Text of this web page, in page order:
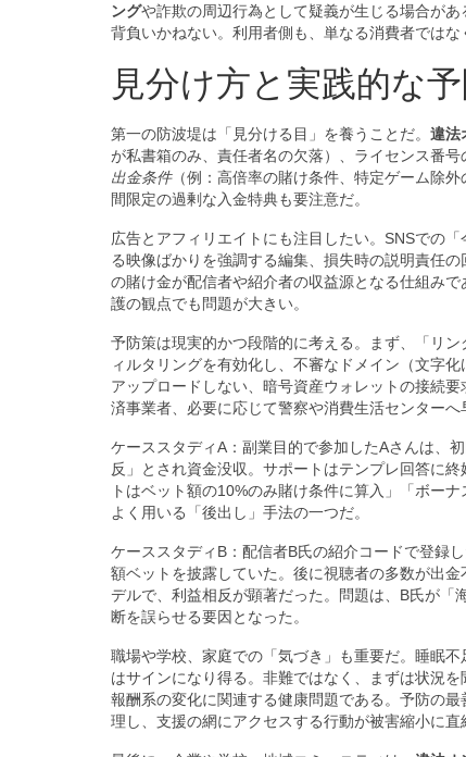
ングや詐欺の周辺行為として疑義が生じる場合が
背負いかねない。利用者側も、単なる消費者では
見分け方と実践的な
第一の防波堤は「見分ける目」を養うことだ。 違法
が私書箱のみ、責任者名の欠落）、ライセンス番
出金条件（例：高倍率の賭け条件、特定ゲーム除
間限定の過剰な入金特典も要注意だ。
広告とアフィリエイトにも注目したい。SNSでの
る映像ばかりを強調する編集、損失時の説明責任
の賭け金が配信者や紹介者の収益源となる仕組みで
護の観点でも問題が大きい。
予防策は現実的かつ段階的に考える。まず、「リ
ィルタリングを有効化し、不審なドメイン（文字
アップロードしない、暗号資産ウォレットの接続
済事業者、必要に応じて警察や消費生活センター
ケーススタディA：副業目的で参加したAさんは、
反」とされ資金没収。サポートはテンプレ回答に
トはベット額の10%のみ賭け条件に算入」「ボー
よく用いる「後出し」手法の一つだ。
ケーススタディB：配信者B氏の紹介コードで登録
額ベットを披露していた。後に視聴者の多数が出
デルで、利益相反が顕著だった。問題は、B氏が「
断を誤らせる要因となった。
職場や学校、家庭での「気づき」も重要だ。睡眠
はサインになり得る。非難ではなく、まずは状況
報酬系の変化に関連する健康問題である。予防の
理し、支援の網にアクセスする行動が被害縮小に直